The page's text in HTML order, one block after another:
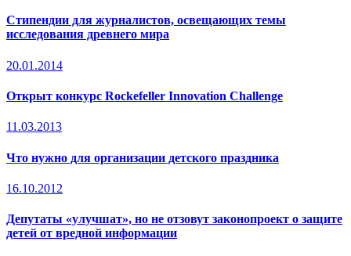
Стипендии для журналистов, освещающих темы
исследования древнего мира
20.01.2014
Открыт конкурс Rockefeller Innovation Challenge
11.03.2013
Что нужно для организации детского праздника
16.10.2012
Депутаты «улучшат», но не отзовут законопроект о защите
детей от вредной информации